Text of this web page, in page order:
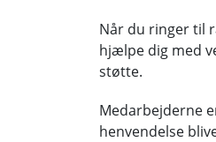
Når du ringer til
hjælpe dig med
støtte.
Medarbejderne
henvendelse